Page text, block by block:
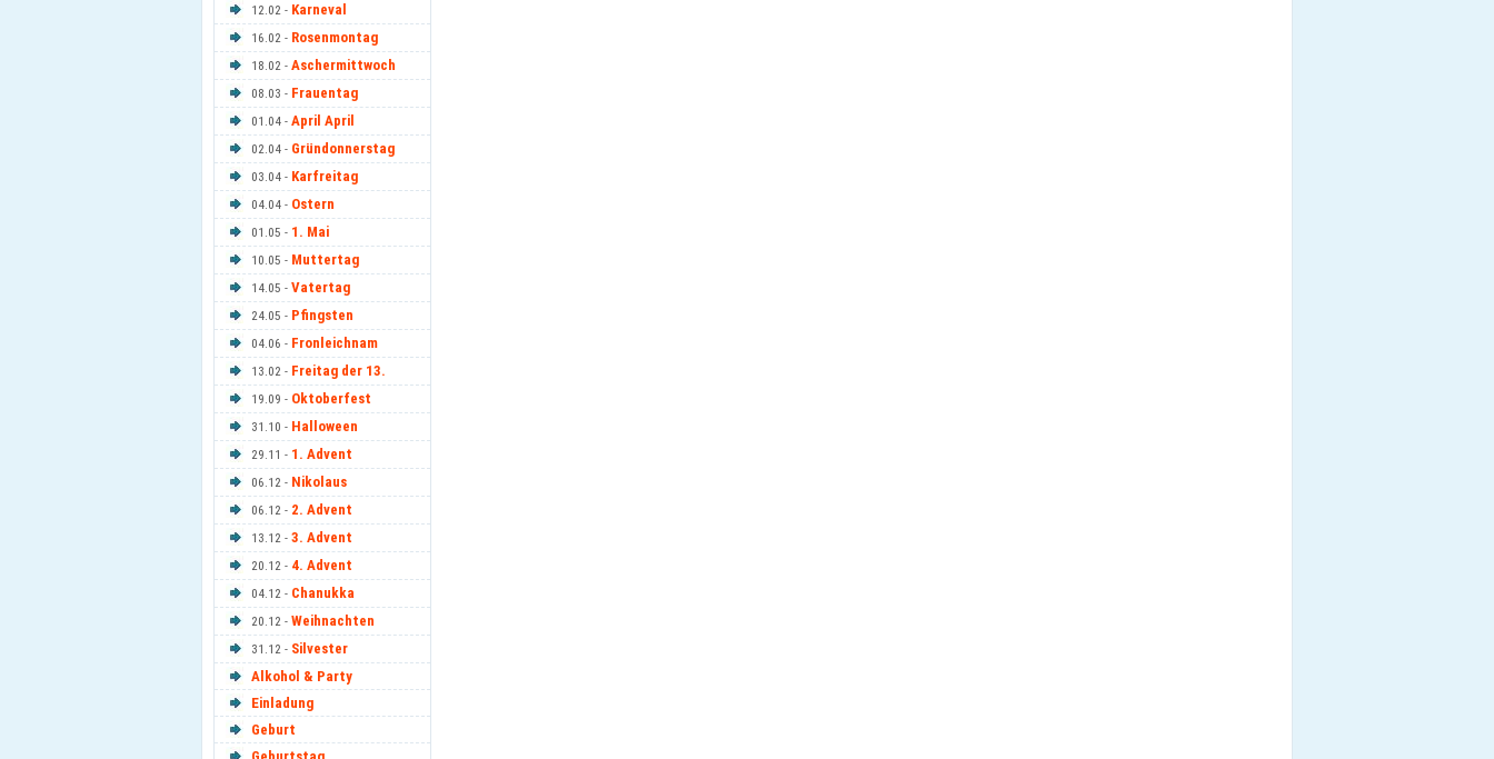
12.02 - Karneval
16.02 - Rosenmontag
18.02 - Aschermittwoch
08.03 - Frauentag
01.04 - April April
02.04 - Gründonnerstag
03.04 - Karfreitag
04.04 - Ostern
01.05 - 1. Mai
10.05 - Muttertag
14.05 - Vatertag
24.05 - Pfingsten
04.06 - Fronleichnam
13.02 - Freitag der 13.
19.09 - Oktoberfest
31.10 - Halloween
29.11 - 1. Advent
06.12 - Nikolaus
06.12 - 2. Advent
13.12 - 3. Advent
20.12 - 4. Advent
04.12 - Chanukka
20.12 - Weihnachten
31.12 - Silvester
Alkohol & Party
Einladung
Geburt